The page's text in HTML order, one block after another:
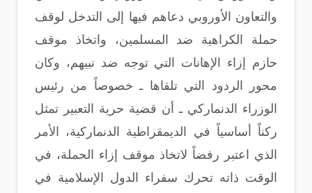
والتعاون الأوروبي دعاهم فيها إلى التدخل لوقف
حملة الكراهية ضد المسلمين، واتخاذ موقف
حازم إزاء الإهانات التي توجه ضد نبيهم، وكان
محور الردود التي تلقاها ـ خصوصاً من رئيس
الوزراء الدنماركي ـ أن قضية حرية التعبير تمثل
ركناً أساسياً في الديمقراطية الدنماركية، الأمر
الذي اعتبر رفضاً لاتخاذ موقف إزاء الحملة، في
الوقت ذاته تحرك سفراء الدول الإسلامية في